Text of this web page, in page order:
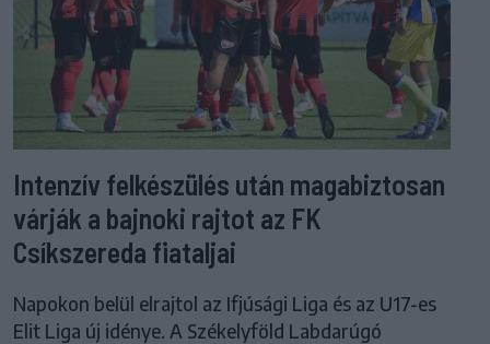
Intenzív felkészülés után magabiztosan
várják a bajnoki rajtot az FK
Csíkszereda fiataljai
Napokon belül elrajtol az Ifjúsági Liga és az U17-es
Elit Liga új idénye. A Székelyföld Labdarúgó